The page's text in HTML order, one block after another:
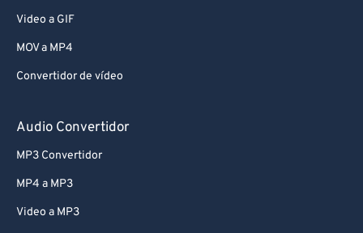
Video a GIF
MOV a MP4
Convertidor de vídeo
Audio Convertidor
MP3 Convertidor
MP4 a MP3
Video a MP3